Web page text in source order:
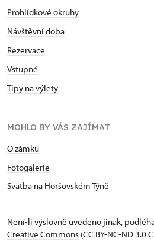
Prohlídkové okruhy
Návštěvní doba
Rezervace
Vstupné
Tipy na výlety
MOHLO BY VÁS ZAJÍMAT
O zámku
Fotogalerie
Svatba na Horšovském Týně
Není-li výslovně uvedeno jinak,
Creative Commons (CC BY-NC-ND 3.0